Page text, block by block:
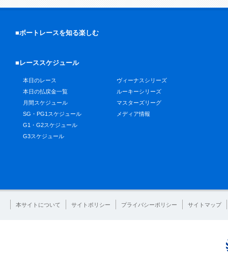
■ボートレースを知る楽しむ
■レーススケジュール
本日のレース
本日の払戻金一覧
月間スケジュール
SG・PG1スケジュール
G1・G2スケジュール
G3スケジュール
ヴィーナスシリーズ
ルーキーシリーズ
マスターズリーグ
メディア情報
本サイトについて サイトポリシー プライバシーポリシー サイトマップ